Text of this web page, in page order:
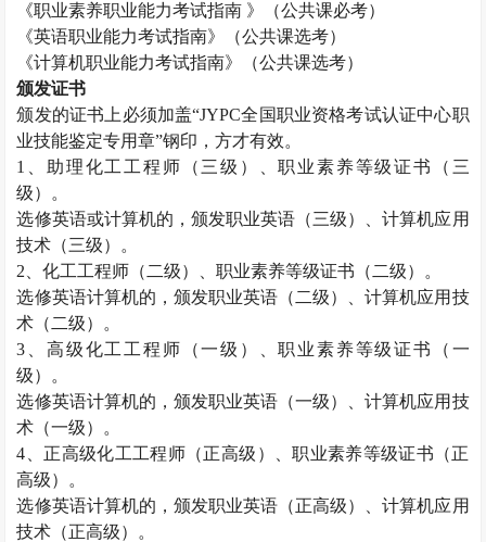
《职业素养职业能力考试指南 》（公共课必考）
《英语职业能力考试指南》（公共课选考）
《计算机职业能力考试指南》（公共课选考）
颁发证书
颁发的证书上必须加盖“JYPC全国职业资格考试认证中心职
业技能鉴定专用章”钢印，方才有效。
1
、助理化工工程师（三级）、职业素养等级证书（三
级）。
选修英语或计算机的，颁发职业英语（三级）、计算机应用
技术（三级）。
2 、化工工程师（二级）、职业素养等级证书（二级）。
选修英语计算机的，颁发职业英语（二级）、计算机应用技
术（二级）。
3 、高级化工工程师（一级）、职业素养等级证书（一
级）。
选修英语计算机的，颁发职业英语（一级）、计算机应用技
术（一级）。
4 、正高级化工工程师（正高级）、职业素养等级证书（正
高级）。
选修英语计算机的，颁发职业英语（正高级）、计算机应用
技术（正高级）。